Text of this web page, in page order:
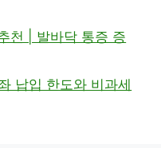
천 | 발바닥 통증 증
납입 한도와 비과세